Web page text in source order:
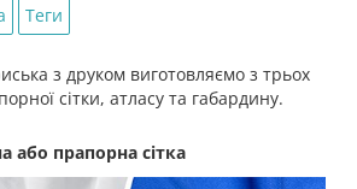
Теги
з друком виготовляємо з трьох
сітки, атласу та габардину.
або прапорна сітка